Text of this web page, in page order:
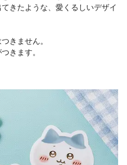
きたような、愛くるしいデザイ
きません。
きます。